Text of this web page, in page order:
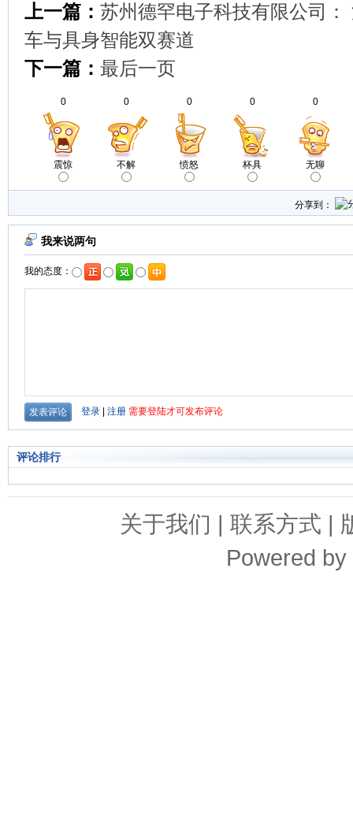
上一篇： 苏州德罕电子科技有限公司
车与具身智能双赛道
下一篇： 最后一页
0
震惊
0
不解
0
愤怒
0
杯具
0
无聊
分享到：
评论排行
关于我们 | 联系方式 |
Powered by